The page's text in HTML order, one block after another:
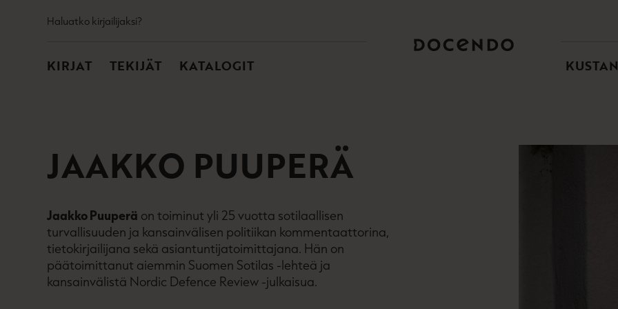
sisältöönTOISSIJAINEN
Haluatko kirjailijaksi?
PÄÄVALIKKO
KIRJAT TEKIJÄT KATALOGIT
JAAKKO PUUPERÄ
Jaakko Puuperä on toiminut yli 25 vuotta sotilaallisen
turvallisuuden ja kansainvälisen politiikan kommentaattorina,
tietokirjailijana sekä asiantuntijatoimittajana. Hän on
päätoimittanut aiemmin Suomen Sotilas -lehteä ja
kansainvälistä Nordic Defence Review -julkaisua.